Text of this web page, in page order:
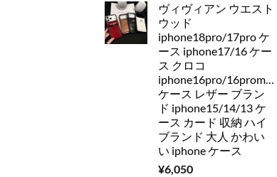
ヴィヴィアン ウエスト
ウッド
iphone18pro/17pro ケ
ース iphone17/16 ケー
ス クロコ
iphone16pro/16promax
ケース レザー ブラン
ド iphone15/14/13 ケ
ース カード 収納 ハイ
ブランド 大人 かわい
い iphone ケース
¥6,050